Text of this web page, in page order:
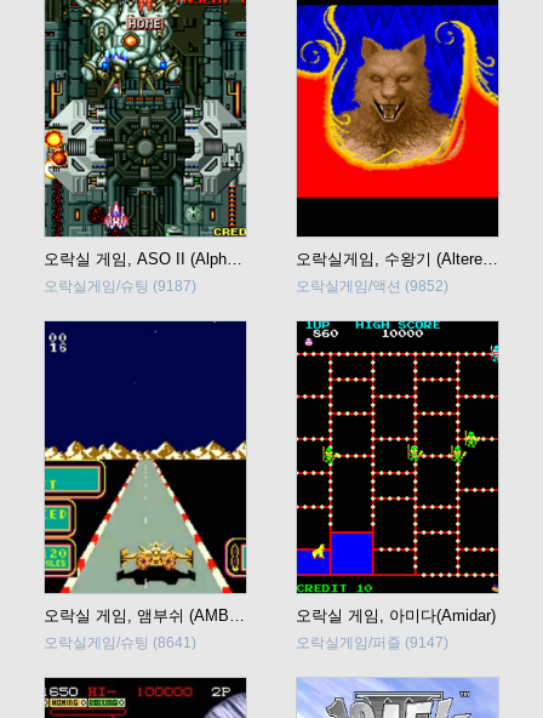
오락실 게임, ASO II (Alpha Mission II : Last Guardian)
오락실게임/슈팅 (9187)
오락실게임, 수왕기 (Altered Beast)
오락실게임/액션 (9852)
오락실 게임, 앰부쉬 (AMBUSH) 바로 플레이
오락실게임/슈팅 (8641)
오락실 게임, 아미다(Amidar)
오락실게임/퍼즐 (9147)